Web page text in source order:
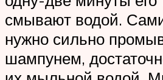
смывают водой.
нужно сильно
шампунем,